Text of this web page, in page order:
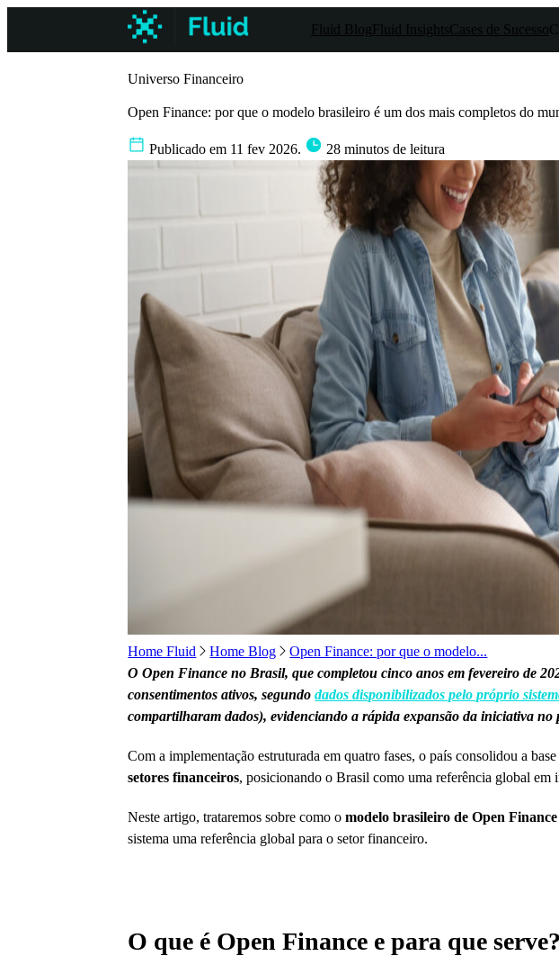
Fluid Blog Fluid InsightsCases de Sucesso
Universo Financeiro
Open Finance: por que o modelo brasileiro é um dos mais completos do
Publicado em 11 fev 2026. 28 minutos de leitura
Home Fluid Home Blog
Open Finance: por que o modelo...
O Open Finance no Brasil, que completou cinco anos em fevereiro de
consentimentos ativos, segundodados disponibilizados pelo próprio
compartilharam dados), evidenciando a rápida expansão da iniciativa
Com a implementação estruturada em quatro fases, o país consolidou a
setores financeiros, posicionando o Brasil como uma referência global em
Neste artigo, trataremos sobre como omodelo brasileiro de Open Finance
sistema uma referência global para o setor financeiro.
O que é Open Finance e para que serve?